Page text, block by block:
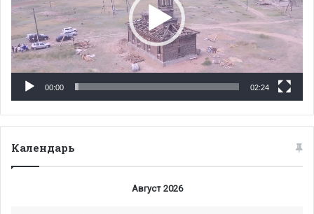
00:00 02:24
Календарь
Август 2026